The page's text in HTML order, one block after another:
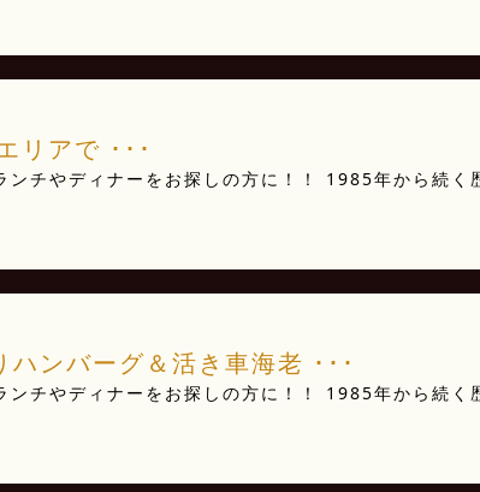
リアで ･･･
ンチやディナーをお探しの方に！！ 1985年から続く
ンバーグ＆活き車海老 ･･･
ンチやディナーをお探しの方に！！ 1985年から続く